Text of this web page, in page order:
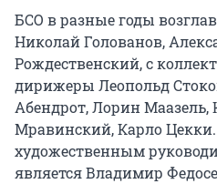
БСО в разные годы
Николай Голованов,
Рождественский, с
дирижеры Леопольд
Абендрот, Лорин Маазель,
Мравинский, Карло Цекки.
художественным
является Владимир